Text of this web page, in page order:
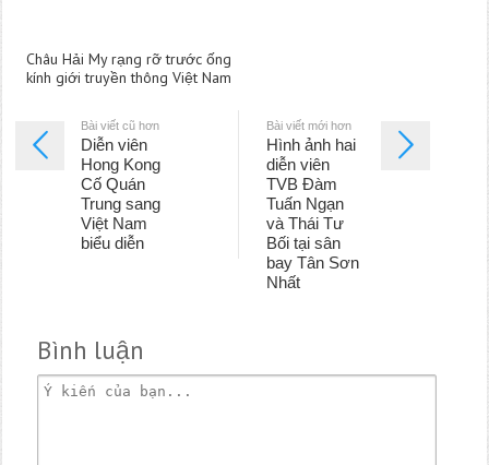
Châu Hải My rạng rỡ trước ống
kính giới truyền thông Việt Nam
Bài viết cũ hơn
Diễn viên
Hong Kong
Cố Quán
Trung sang
Việt Nam
biểu diễn
Bài viết mới hơn
Hình ảnh hai
diễn viên
TVB Đàm
Tuấn Ngạn
và Thái Tư
Bối tại sân
bay Tân Sơn
Nhất
Bình luận